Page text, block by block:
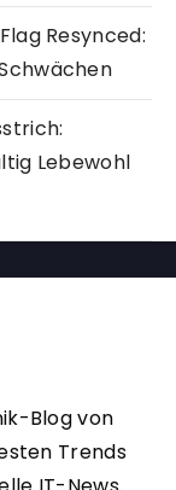
Resynced:
Lebewohl
Blog von
Trends